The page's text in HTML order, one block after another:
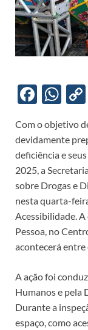
F
e
b
o
o
k
W
at
s
A
p
p
Com o objetivo
devidamente
deficiência e
2025, a
sobre Drogas e
nesta quarta-
Acessibilidade.
Pessoa, no
acontecerá entre
A ação foi
Humanos e pela
Durante a
espaço, como